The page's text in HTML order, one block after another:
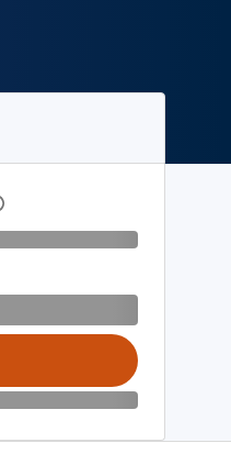
Digitalen Lizenzdialog öffnen